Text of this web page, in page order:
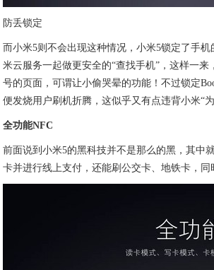
防丢锁定
而小米5则不会出现这种情况，小米5锁定了手
米云服务一起做更安全的“查找手机”，这样一
号的页面，可谓让小偷哭晕的功能！不过锁定
便发烧用户刷机折腾，这似乎又有点违背小米“
全功能NFC
前面说到小米5的黑科技并不是那么的黑，其中
卡并进行线上支付，还能刷公交卡、地铁卡，